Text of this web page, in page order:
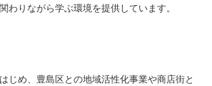
わりながら学ぶ環境を提供しています。
じめ、豊島区との地域活性化事業や商店街と